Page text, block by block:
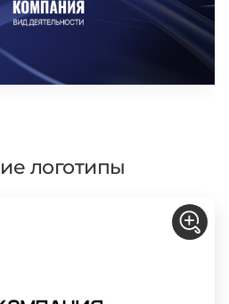
логотипы